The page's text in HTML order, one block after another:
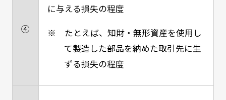
④
に与える損失の程度
※ たとえば、知財・無形資産を使用し
て製造した部品を納めた取引先に生
ずる損失の程度